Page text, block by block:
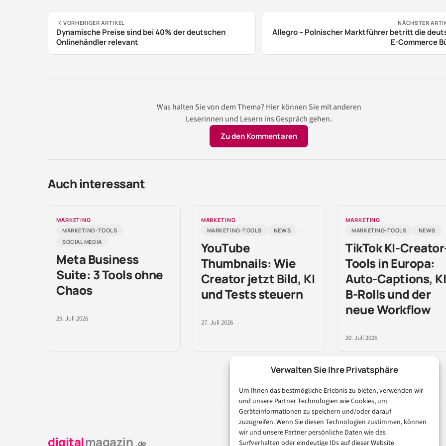
Verwalten Sie Ihre Privatsphäre
Um Ihnen das bestmögliche Erlebnis zu bieten, verwenden wir
und unsere Partner Technologien wie Cookies, um
Geräteinformationen zu speichern und/oder darauf
zuzugreifen. Wenn Sie diesen Technologien zustimmen, können
wir und unsere Partner persönliche Daten wie das
Surfverhalten oder eindeutige IDs auf dieser Website
VORHERIGER ARTIKEL
Dynamische Preise sind bei 40% der deutschen
Onlinehändler relevant
NÄCHSTER
Allegro – Polnischer Marktführer betritt die
E-Commerce
Was halten Sie von dem Thema? Hier können Sie mit anderen
Leserinnen und Lesern ins Gespräch gehen.
Zu den Kommentaren
Auch interessant
MARKETING
MARKETING-TOOLS
SOCIAL MEDIA
Meta Business
Suite: 3 Tools ohne
Chaos
29. Juli 2026
MARKETING
MARKETING-TOOLS
NEWS
YouTube
Thumbnails: Wie
Creator jetzt Bild, KI
und Tests steuern
27. Juli 2026
MARKETING
MARKETING-TOOLS
NEWS
TikTok KI-
Tools in Europa:
Auto-Captions,
B-Rolls und der
neue Workflow
20. Juli 2026
digitalmagazin .de Rubriken Magazin